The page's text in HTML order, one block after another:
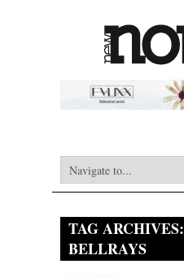
TAG ARCHIVES:
BELLRAYS